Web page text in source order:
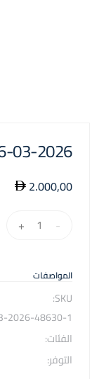
03-2026
2.000,00
KHDA
06-
03-
2026
-
+
المواصفات
SKU:
48630-1-TV-PRESENTATION-KHDA-06-03-2026
الفئات:
التوفر: